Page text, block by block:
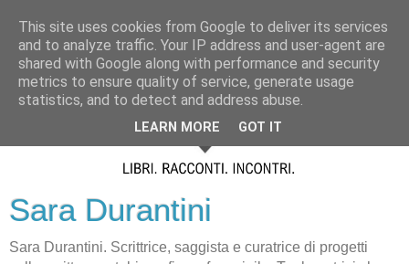
Sara Durantini
Sara Durantini. Scrittrice, saggista e curatrice di progetti
This site uses cookies from Google to deliver its services
and to analyze traffic. Your IP address and user-agent are
shared with Google along with performance and security
metrics to ensure quality of service, generate usage
statistics, and to detect and address abuse.
LEARN MORE GOT IT